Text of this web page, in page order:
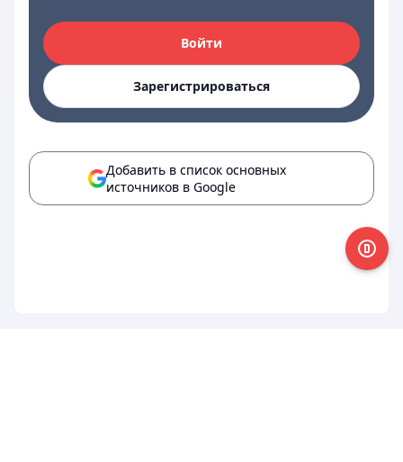
Войти
Зарегистрироваться
Добавить в список основных
источников в Google